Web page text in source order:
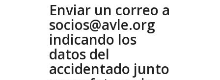
Enviar un correo a
socios@avle.org
indicando los
datos del
accidentado junto